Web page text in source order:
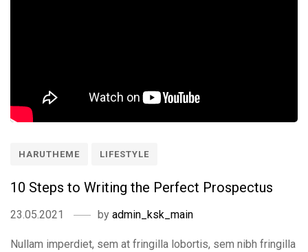
HARUTHEME LIFESTYLE
10 Steps to Writing the Perfect Prospectus
23.05.2021 by admin_ksk_main
Nullam imperdiet, sem at fringilla lobortis, sem nibh fringilla